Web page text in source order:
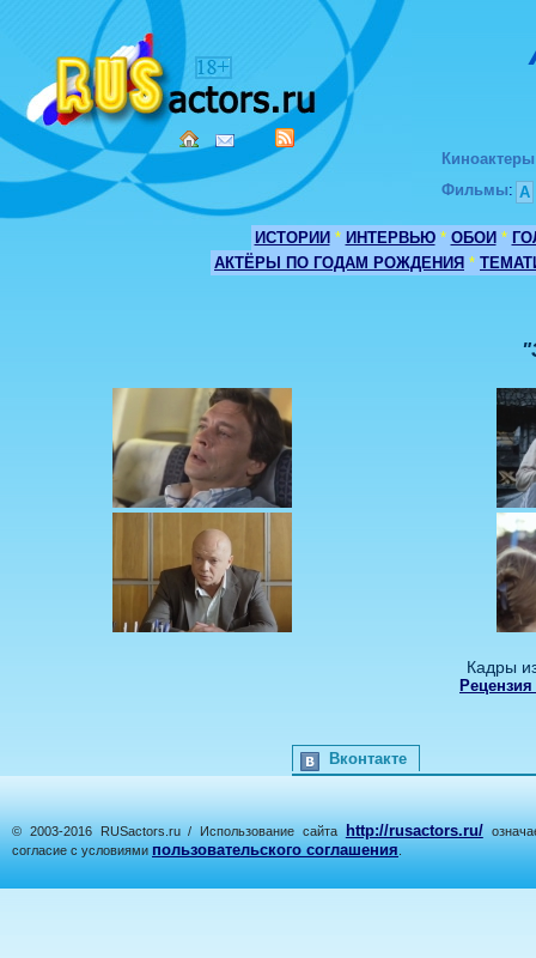
Киноактеры
Фильмы: А
ИСТОРИИ * ИНТЕРВЬЮ * ОБОИ *
АКТЁРЫ ПО ГОДАМ РОЖДЕНИЯ *
Кадры
Вконтакте
© 2003-2016 RUSactors.ru / Использование сайта http://rusactors.ru/
согласие с условиями пользовательского соглашения